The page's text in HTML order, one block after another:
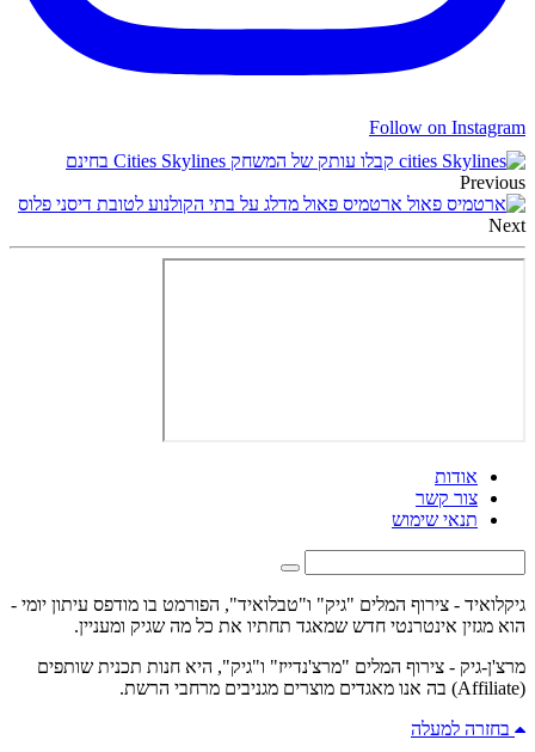
Follow on Instagram
קבלו עותק של המשחק Cities Skylines בחינם
Previous
ארטמיס פאול מדלג על בתי הקולנוע לטובת דיסני פלוס
Next
אודות
צור קשר
תנאי שימוש
גיקלואיד - צירוף המלים "גיק" ו"טבלואיד", הפורמט בו מודפס עיתון יומי -
הוא מגזין אינטרנטי חדש שמאגד תחתיו את כל מה שגיק ומעניין.
מרצ'ן-גיק - צירוף המלים "מרצ'נדייז" ו"גיק", היא חנות תכנית שותפים
(Affiliate) בה אנו מאגדים מוצרים מגניבים מרחבי הרשת.
בחזרה למעלה